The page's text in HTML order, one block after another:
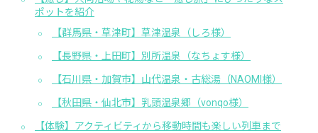
ポットを紹介
【群馬県・草津町】草津温泉（しろ様）
【長野県・上田町】別所温泉（なちょす様）
【石川県・加賀市】山代温泉・古総湯（NAOMI様）
【秋田県・仙北市】乳頭温泉郷（vonqo様）
【体験】アクティビティから移動時間も楽しい列車まで